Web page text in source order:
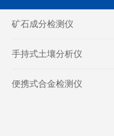
矿石成分检测仪
手持式土壤分析仪
便携式合金检测仪